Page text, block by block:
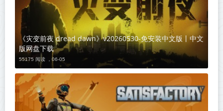
《灾变前夜 dread dawn》v20260530-免安装中文版丨中文
版网盘下载
55175 阅读 ， 06-05